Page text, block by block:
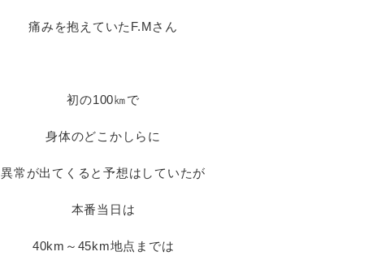
痛みを抱えていたF.Mさん
初の100㎞で
身体のどこかしらに
異常が出てくると予想はしていたが
本番当日は
40km～45km地点までは